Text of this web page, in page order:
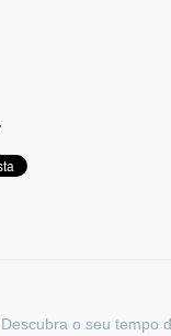
Descubra o seu tempo